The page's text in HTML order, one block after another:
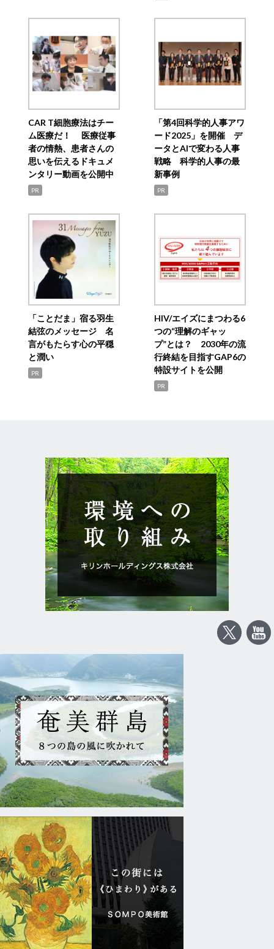
CAR T細胞療法はチー
ム医療だ！ 医療従事
者の情熱、患者さんの
思いを伝えるドキュメ
ンタリー動画を公開中
PR
「第4回科学的人事アワ
ード2025」を開催 デ
ータとAIで変わる人事
戦略 科学的人事の最
新事例
PR
「ことだま」宿る羽生
結弦のメッセージ 名
言がもたらす心の平穏
と潤い
PR
HIV/エイズにまつわる6
つの“理解のギャッ
プ”とは？ 2030年の流
行終結を目指すGAP6の
特設サイトを公開
PR